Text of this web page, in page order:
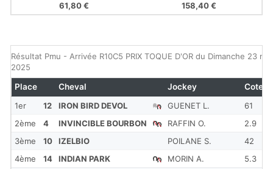
61,80 € 158,40 €
Résultat Pmu - Arrivée R10C5 PRIX TOQUE D'OR du Dimanche 23
2025
1er 12 IRON BIRD DEVOL GUENET L. 61
2ème
4 INVINCIBLE BOURBON RAFFIN O. 2.9
3ème
10 IZELBIO POILANE S. 42
4ème
14 INDIAN PARK MORIN A. 5.3
Place Cheval Jockey Cote